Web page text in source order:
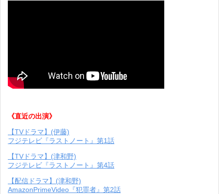
《直近の出演》
【TVドラマ】(伊藤)
フジテレビ『ラストノート』第1話
【TVドラマ】(津和野)
フジテレビ『ラストノート』第4話
【配信ドラマ】(津和野)
AmazonPrimeVideo『犯罪者』第2話